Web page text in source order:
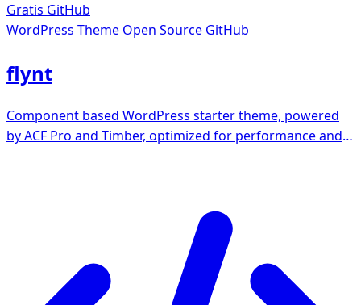
Gratis GitHub
WordPress Theme Open Source GitHub
flynt
Component based WordPress starter theme, powered
by ACF Pro and Timber, optimized for performance and